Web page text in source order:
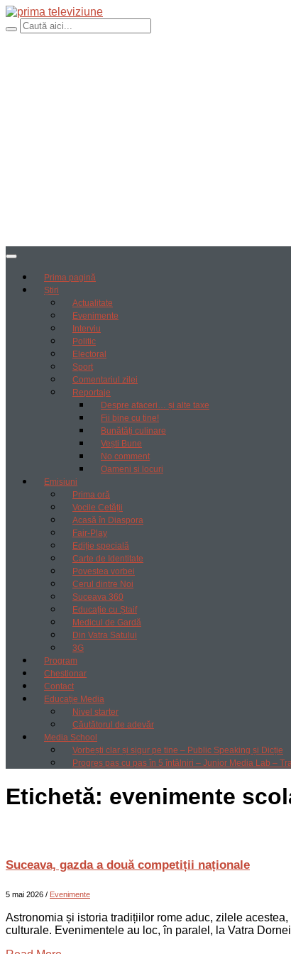
Prima pagină
Știri
Actualitate
Evenimente
Interviu
Politic
Electoral
Sport
Comentariul zilei
Reportaje
Despre afaceri… și alte taxe
Fii bine cu tine!
Bunătăți culinare
Vești Bune
No comment
Oameni si locuri
Emisiuni
Prima oră
Vocile Cetății
Acasă în Diaspora
Fair-Play
Ediție specială
Carte de Identitate
Povestea vorbei
Cerul dintre Noi
Suceava 360
Educație cu Ștaif
Medicul de Gardă
Din Vatra Satului
3G
Program
Chestionar
Contact
Educație Media
Nivel starter
Căutătorul de adevăr
Media School
Vorbești clar și sigur pe tine – Public Speaking și Dicție
Progres pas cu pas în 5 întâlniri – Junior Media Lab –
Etichetă: evenimente
Suceava, gazda a două competiții naționale
5 mai 2026 / Evenimente
Astronomia și istoria tradițiilor rome aduc, zilele
culturale. Evenimentele au loc, în paralel, la Vatra